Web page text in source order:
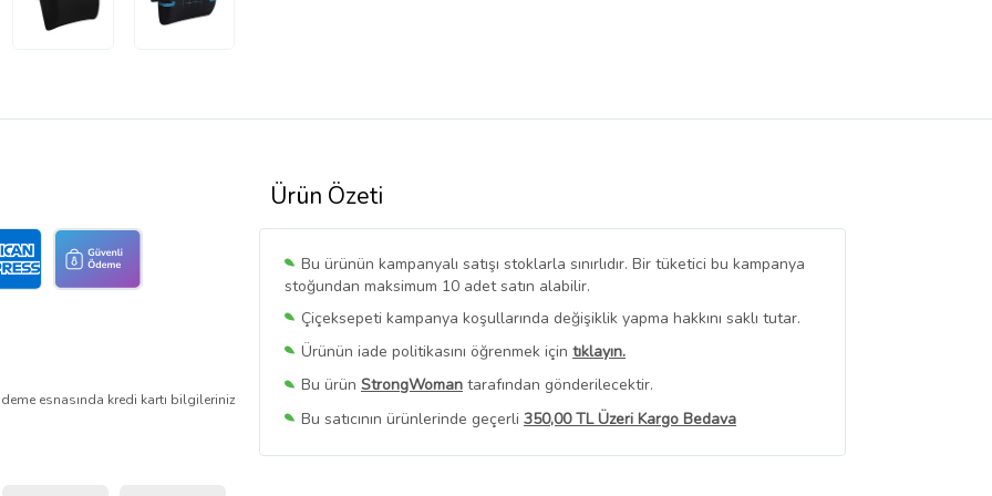
Ürün Özeti
Bu ürünün kampanyalı satışı stoklarla sınırlıdır. Bir tüketici bu kampanya
stoğundan maksimum 10 adet satın alabilir.
Çiçeksepeti kampanya koşullarında değişiklik yapma hakkını saklı tutar.
Ürünün iade politikasını öğrenmek için tıklayın.
Bu ürün StrongWoman tarafından gönderilecektir.
Bu satıcının ürünlerinde geçerli 350,00 TL Üzeri Kargo Bedava
Bu SatıcınınTüm Ürünlerini Görüntüle
esnasında kredi kartı bilgileriniz